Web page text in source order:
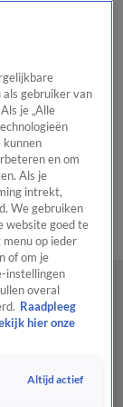
Hart
Tip de
PanelVideo's
gebruiker van
je „Alle
kunnen
en om
Als je
intrekt,
We gebruiken
website goed te
op ieder
of om je
instellingen
overal
Raadpleeg
hier onze
Altijd actief